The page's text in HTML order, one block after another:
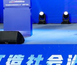
26戶省屬國企去
鐵西校園閱讀活
贛三地漢樂藝術